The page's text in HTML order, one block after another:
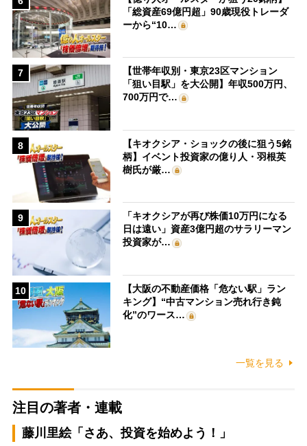
「総資産69億円超」90歳現役トレーダ
ーから“10…
7
【世帯年収別・東京23区マンション
「狙い目駅」を大公開】年収500万円、
700万円で…
8
【キオクシア・ショックの後に狙う5銘
柄】イベント投資家の億り人・羽根英
樹氏が厳…
9
「キオクシアが再び株価10万円になる
日は遠い」資産3億円超のサラリーマン
投資家が…
10
【大阪の不動産価格「危ない駅」ラン
キング】“中古マンション売れ行き鈍
化”のワース…
一覧を見る
注目の著者・連載
藤川里絵「さあ、投資を始めよう！」